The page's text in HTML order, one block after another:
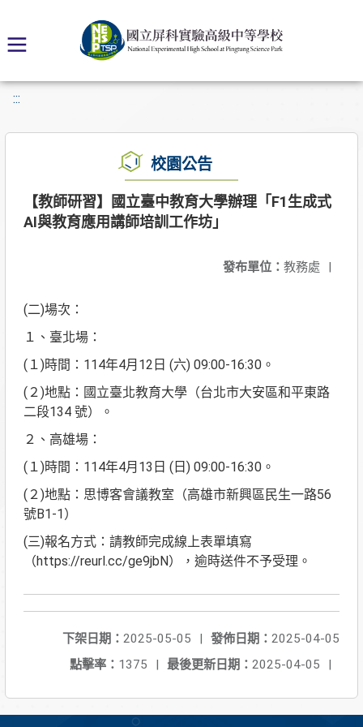
:::
校園公告
【教師研習】國立臺中教育大學辦理「F1生成式
AI與教育應用講師培訓工作坊」
發布單位： 教務處 |
(二)場次：
１、臺北場：
(１)時間：114年4月12日 (六) 09:00-16:30。
(２)地點：國立臺北教育大學（台北市大安區和平東路
二段134 號）。
２、高雄場：
(１)時間：114年4月13日 (日) 09:00-16:30。
(２)地點：思博客會議教室（高雄市新興區民生一路56
號B1-1）
(三)報名方式：請教師完成線上表單填寫
（https://reurl.cc/ge9jbN），逾時送件不予受理。
發佈日期： 2025-04-05
下架日期： 2025-05-05
|
最後更新日期： 2025-04-05 |
點擊率： 1375 |